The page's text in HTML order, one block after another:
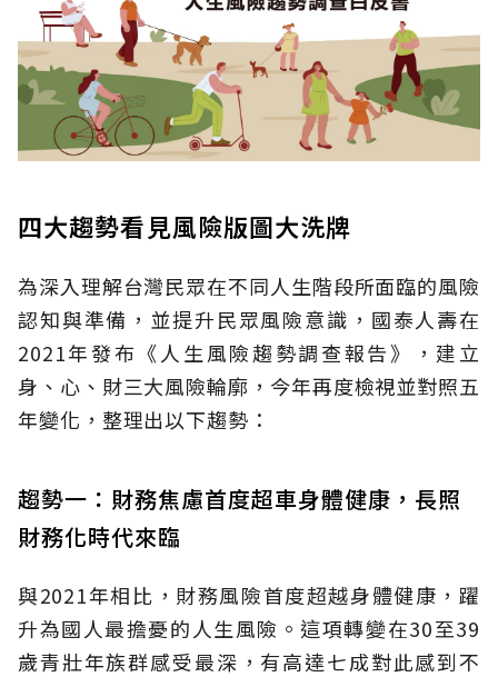
四大趨勢看見風險版圖大洗牌
為深入理解台灣民眾在不同人生階段所面臨的風險
認知與準備，並提升民眾風險意識，國泰人壽在
2021年發布《人生風險趨勢調查報告》，建立
身、心、財三大風險輪廓，今年再度檢視並對照五
年變化，整理出以下趨勢：
趨勢一：財務焦慮首度超車身體健康，長照
財務化時代來臨
與2021年相比，財務風險首度超越身體健康，躍
升為國人最擔憂的人生風險。這項轉變在30至39
歲青壯年族群感受最深，有高達七成對此感到不